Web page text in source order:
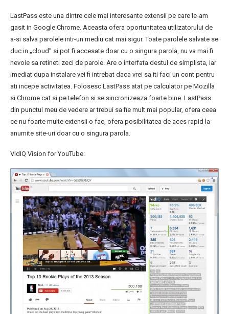
LastPass este una dintre cele mai interesante extensii pe care le-am
gasit in Google Chrome. Aceasta ofera oportunitatea utilizatorului de
a-si salva parolele intr-un mediu cat mai sigur. Toate parolele salvate se
duc in „cloud” si pot fi accesate doar cu o singura parola, nu va mai fi
nevoie sa retineti zeci de parole. Are o interfata destul de simplista, iar
imediat dupa instalare vei fi intrebat daca vrei sa iti faci un cont pentru
ati incepe activitatea. Folosesc LastPass atat pe calculator pe Mozilla
si Chrome cat si pe telefon si se sincronizeaza foarte bine. LastPass
din punctul meu de vedere ar trebui sa fie mult mai popular, ofera ceea
ce nu foarte multe extensii o fac, ofera posibilitatea de aces rapid la
anumite site-uri doar cu o singura parola.
VidIQ Vision for YouTube: